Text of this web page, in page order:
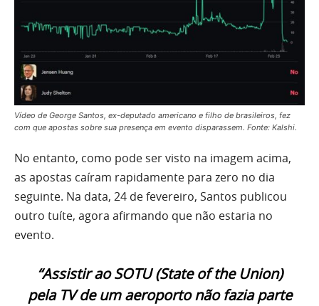
Vídeo de George Santos, ex-deputado americano e filho de brasileiros, fez
com que apostas sobre sua presença em evento disparassem. Fonte: Kalshi.
No entanto, como pode ser visto na imagem acima,
as apostas caíram rapidamente para zero no dia
seguinte. Na data, 24 de fevereiro, Santos publicou
outro tuíte, agora afirmando que não estaria no
evento.
“Assistir ao SOTU (State of the Union)
pela TV de um aeroporto não fazia parte